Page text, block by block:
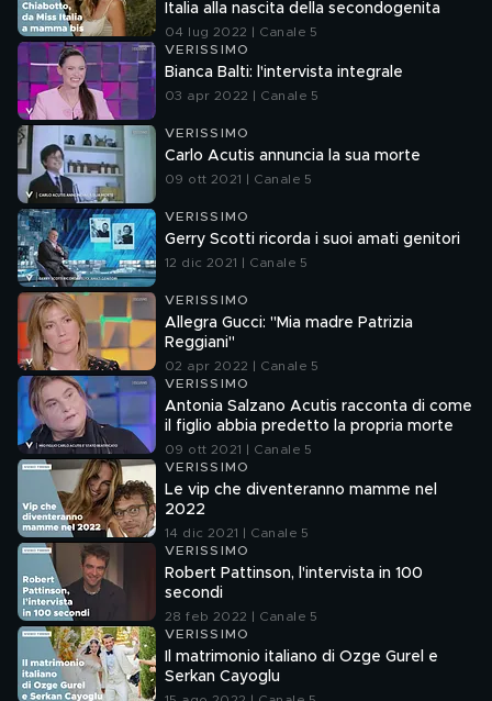
Italia alla nascita della secondogenita
04 lug 2022 | Canale 5
VERISSIMO
Bianca Balti: l'intervista integrale
03 apr 2022 | Canale 5
VERISSIMO
Carlo Acutis annuncia la sua morte
09 ott 2021 | Canale 5
VERISSIMO
Gerry Scotti ricorda i suoi amati genitori
12 dic 2021 | Canale 5
VERISSIMO
Allegra Gucci: "Mia madre Patrizia
Reggiani"
02 apr 2022 | Canale 5
VERISSIMO
Antonia Salzano Acutis racconta di come
il figlio abbia predetto la propria morte
09 ott 2021 | Canale 5
VERISSIMO
Le vip che diventeranno mamme nel
2022
14 dic 2021 | Canale 5
VERISSIMO
Robert Pattinson, l'intervista in 100
secondi
28 feb 2022 | Canale 5
VERISSIMO
Il matrimonio italiano di Ozge Gurel e
Serkan Cayoglu